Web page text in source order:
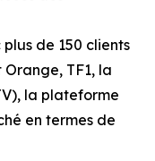
de 150 clients
TF1, la
la plateforme
en termes de